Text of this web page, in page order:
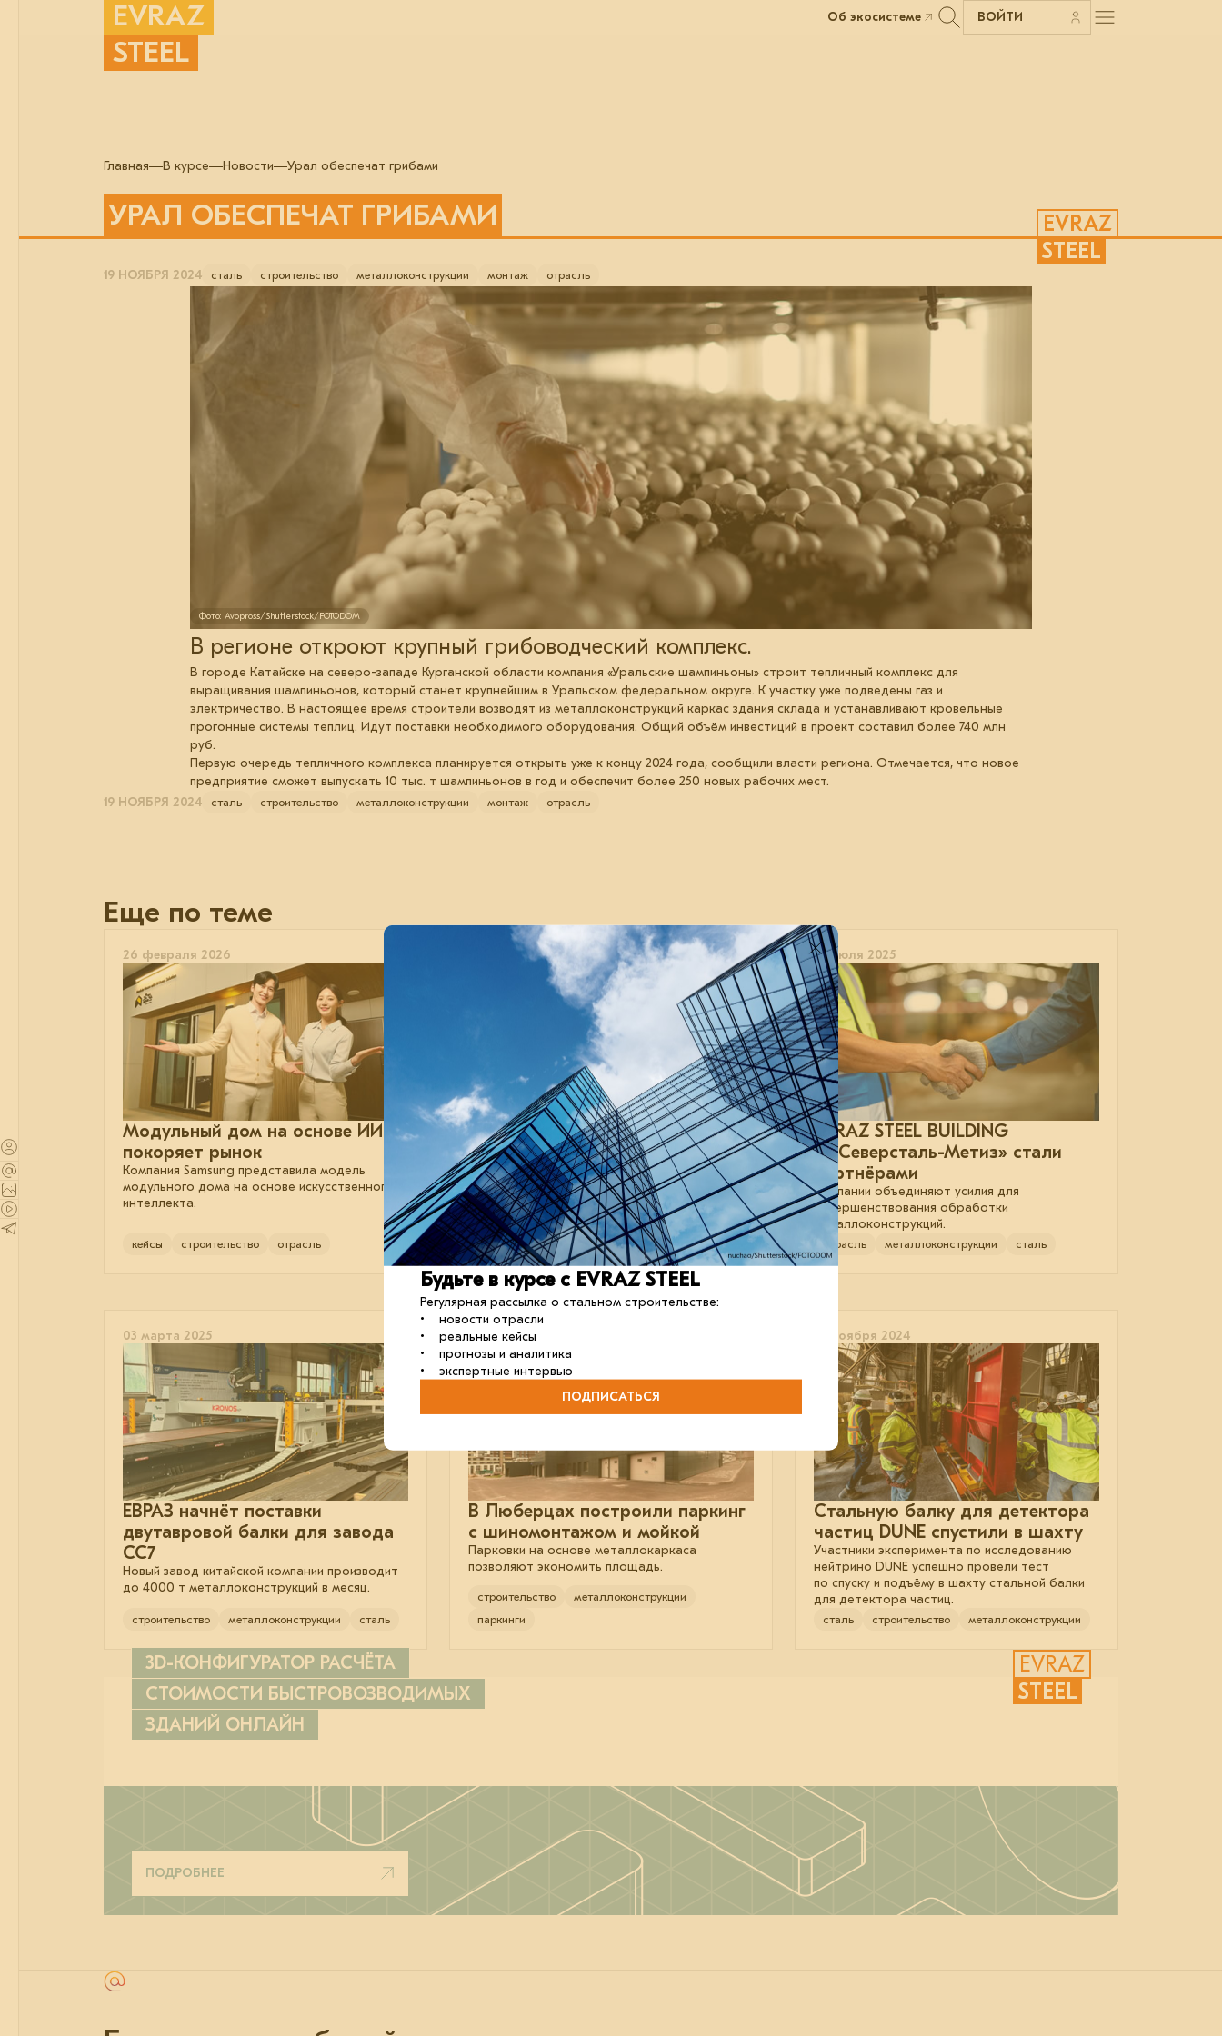
EVRAZ
STEEL
Об экосистеме ВОЙТИ
Главная В курсе Новости Урал обеспечат грибами
EVRAZ
STEEL
УРАЛ ОБЕСПЕЧАТ ГРИБАМИ
19 НОЯБРЯ 2024 сталь строительство металлоконструкции монтаж отрасль
Фото: Avopross/Shutterstock/FOTODOM
В регионе откроют крупный грибоводческий комплекс.
В городе Катайске на северо-западе Курганской области компания «Уральские шампиньоны» строит тепличный комплекс для
выращивания шампиньонов, который станет крупнейшим в Уральском федеральном округе. К участку уже подведены газ и
электричество. В настоящее время строители возводят из металлоконструкций каркас здания склада и устанавливают кровельные
прогонные системы теплиц. Идут поставки необходимого оборудования. Общий объём инвестиций в проект составил более 740 млн
руб.
Первую очередь тепличного комплекса планируется открыть уже к концу 2024 года, сообщили власти региона. Отмечается, что новое
предприятие сможет выпускать 10 тыс. т шампиньонов в год и обеспечит более 250 новых рабочих мест.
19 НОЯБРЯ 2024
сталь строительство металлоконструкции монтаж отрасль
Еще по теме
26 февраля 2026
Модульный дом на основе ИИ
покоряет рынок
Компания Samsung представила модель
модульного дома на основе искусственного
интеллекта.
кейсы строительство отрасль
05 ноября 2025
Телездравпункты для Арктики
EVRAZ STEEL HOUSE создает автономные
медпункты на основе префаб-технологий для
удалённых территорий с дефицитом врачей.
металлоконструкции
отрасль
строительство
23 июля 2025
EVRAZ STEEL BUILDING
и «Северсталь-Метиз» стали
партнёрами
Компании объединяют усилия для
совершенствования обработки
металлоконструкций.
отрасль металлоконструкции сталь
03 марта 2025
ЕВРАЗ начнёт поставки
двутавровой балки для завода
СС7
Новый завод китайской компании производит
до 4000 т металлоконструкций в месяц.
строительство металлоконструкции сталь
13 декабря 2024
В Люберцах построили паркинг
с шиномонтажом и мойкой
Парковки на основе металлокаркаса
позволяют экономить площадь.
строительство
металлоконструкции
паркинги
05 ноября 2024
Стальную балку для детектора
частиц DUNE спустили в шахту
Участники эксперимента по исследованию
нейтрино DUNE успешно провели тест
по спуску и подъёму в шахту стальной балки
для детектора частиц.
сталь строительство металлоконструкции
3D-КОНФИГУРАТОР РАСЧЁТА
СТОИМОСТИ БЫСТРОВОЗВОДИМЫХ
ЗДАНИЙ ОНЛАЙН
EVRAZ
STEEL
ПОДРОБНЕЕ
Будьте в курсе с EVRAZ STEEL
Регулярная рассылка о стальном строительстве:
• новости отрасли
• реальные кейсы
• прогнозы и аналитика
• экспертные интервью
ПОДПИСАТЬСЯ